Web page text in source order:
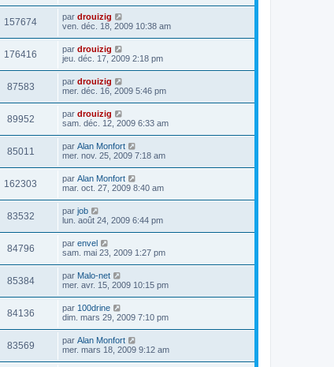
157674 par drouizig
ven. déc. 18, 2009 10:38 am
176416 par drouizig
jeu. déc. 17, 2009 2:18 pm
87583 par drouizig
mer. déc. 16, 2009 5:46 pm
89952 par drouizig
sam. déc. 12, 2009 6:33 am
85011 par Alan Monfort
mer. nov. 25, 2009 7:18 am
162303 par Alan Monfort
mar. oct. 27, 2009 8:40 am
83532 par job
lun. août 24, 2009 6:44 pm
84796 par envel
sam. mai 23, 2009 1:27 pm
85384 par Malo-net
mer. avr. 15, 2009 10:15 pm
84136 par 100drine
dim. mars 29, 2009 7:10 pm
83569 par Alan Monfort
mer. mars 18, 2009 9:12 am